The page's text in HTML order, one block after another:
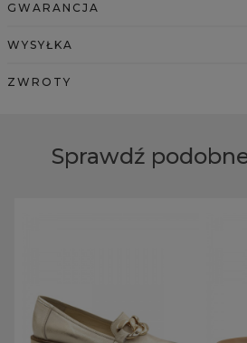
GWARANCJA
WYSYŁKA
ZWROTY
Sprawdź